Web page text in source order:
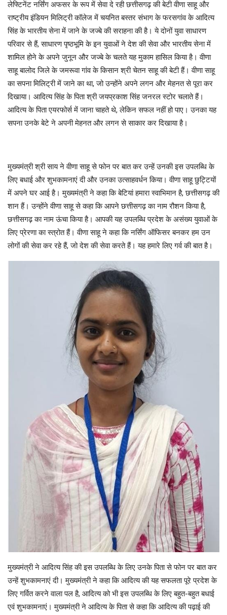
लेफ्टिनेंट नर्सिंग अफसर के रूप में सेवा दे रही छत्तीसगढ़ की बेटी वीणा साहू और
राष्ट्रीय इंडियन मिलिट्री कॉलेज में चयनित बस्तर संभाग के फरसगांव के आदित्य
सिंह के भारतीय सेना में जाने के जज्बे की सराहना की है। ये दोनों युवा साधारण
परिवार से हैं, साधारण पृष्ठभूमि के इन युवाओं ने देश की सेवा और भारतीय सेना में
शामिल होने के अपने जुनून और जज्बे के चलते यह मुकाम हासिल किया है। वीणा
साहू बालोद जिले के जमरूवा गांव के किसान श्री चेतन साहू की बेटी हैं। वीणा साहू
का सपना मिलिट्री में जाने का था, जो उन्होंने अपने लगन और मेहनत से पूरा कर
दिखाया। आदित्य सिंह के पिता श्री जयप्रकाश सिंह जनरल स्टोर चलाते हैं।
आदित्य के पिता एयरफोर्स में जाना चाहते थे, लेकिन सफल नहीं हो पाए। उनका यह
सपना उनके बेटे ने अपनी मेहनत और लगन से साकार कर दिखाया है।
मुख्यमंत्री श्री साय ने वीणा साहू से फोन पर बात कर उन्हें उनकी इस उपलब्धि के
लिए बधाई और शुभकामनाएं दी और उनका उत्साहवर्धन किया। वीणा साहू छुट्टियों
में अपने घर आई है। मुख्यमंत्री ने कहा कि बेटियां हमारा स्वाभिमान है, छत्तीसगढ़ की
शान हैं। उन्होंने वीणा साहू से कहा कि आपने छत्तीसगढ़ का नाम रौशन किया है,
छत्तीसगढ़ का नाम ऊंचा किया है। आपकी यह उपलब्धि प्रदेश के असंख्य युवाओं के
लिए प्रेरणा का स्त्रोत हैं। वीणा साहू ने कहा कि नर्सिंग ऑफिसर बनकर हम उन
लोगों की सेवा कर रहे हैं, जो देश की सेवा करते हैं। यह हमारे लिए गर्व की बात है।
मुख्यमंत्री ने आदित्य सिंह की इस उपलब्धि के लिए उनके पिता से फोन पर बात कर
उन्हें शुभकामनाएं दी। मुख्यमंत्री ने कहा कि आदित्य की यह सफलता पूरे प्रदेश के
लिए गर्वित करने वाला पल है, आदित्य को भी इस उपलब्धि के लिए बहुत-बहुत बधाई
एवं शुभकामनाएं। मुख्यमंत्री ने आदित्य के पिता से कहा कि आदित्य की पढ़ाई की